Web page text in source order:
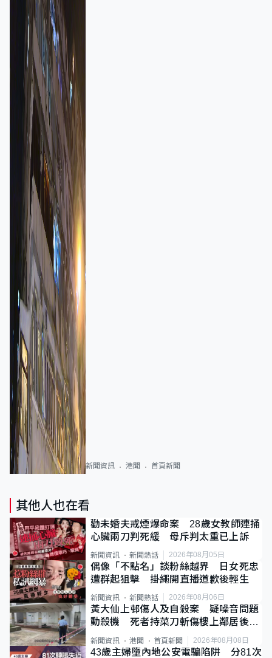
新聞資訊 港聞 首頁新聞
其他人也在看
勸未婚夫戒煙爆命案 28歲女教師連捅
心臟兩刀判死緩 母斥判太重已上訴
新聞資訊 新聞熱話 2026年08月05日
偶像「不點名」談粉絲越界 日女死忠
遭群起狙擊 掛繩開直播道歉後輕生
新聞資訊 新聞熱話 2026年08月06日
黃大仙上邨傷人及自殺案 疑噪音問題
動殺機 死者持菜刀斬傷樓上鄰居後墮
新聞資訊 港聞 首頁新聞 2026年08月08日
43歲主婦墮內地公安電騙陷阱 分81次